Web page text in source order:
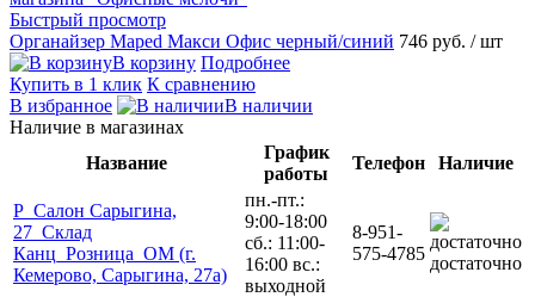
Быстрый просмотр
Органайзер Maped Макси Офис черный/синий 746 руб. / шт
В корзину Подробнее
Купить в 1 клик К сравнению
В избранное
В наличии
Наличие в магазинах
Название
График
работы
Телефон Наличие
Р_Салон Сарыгина,
27_Склад
Канц_Розница_ОМ (г.
Кемерово, Сарыгина, 27а)
пн.-пт.:
9:00-18:00
сб.: 11:00-
16:00 вс.:
выходной
8-951-
575-4785 достаточно